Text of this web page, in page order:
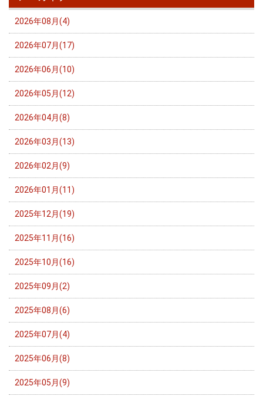
2026年08月(4)
2026年07月(17)
2026年06月(10)
2026年05月(12)
2026年04月(8)
2026年03月(13)
2026年02月(9)
2026年01月(11)
2025年12月(19)
2025年11月(16)
2025年10月(16)
2025年09月(2)
2025年08月(6)
2025年07月(4)
2025年06月(8)
2025年05月(9)